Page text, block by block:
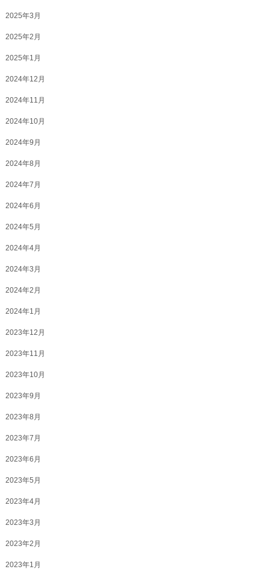
2025年3月
2025年2月
2025年1月
2024年12月
2024年11月
2024年10月
2024年9月
2024年8月
2024年7月
2024年6月
2024年5月
2024年4月
2024年3月
2024年2月
2024年1月
2023年12月
2023年11月
2023年10月
2023年9月
2023年8月
2023年7月
2023年6月
2023年5月
2023年4月
2023年3月
2023年2月
2023年1月